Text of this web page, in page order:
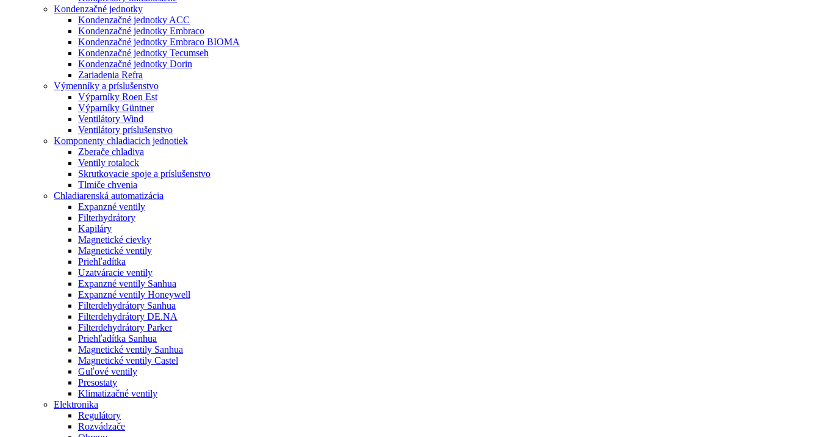
Kondenzačné jednotky
Kondenzačné jednotky ACC
Kondenzačné jednotky Embraco
Kondenzačné jednotky Embraco BIOMA
Kondenzačné jednotky Tecumseh
Kondenzačné jednotky Dorin
Zariadenia Refra
Výmenníky a príslušenstvo
Výparníky Roen Est
Výparníky Güntner
Ventilátory Wind
Ventilátory príslušenstvo
Komponenty chladiacich jednotiek
Zberače chladiva
Ventily rotalock
Skrutkovacie spoje a príslušenstvo
Tlmiče chvenia
Chladiarenská automatizácia
Expanzné ventily
Filterhydrátory
Kapiláry
Magnetické cievky
Magnetické ventily
Priehľadítka
Uzatváracie ventily
Expanzné ventily Sanhua
Expanzné ventily Honeywell
Filterdehydrátory Sanhua
Filterdehydrátory DE.NA
Filterdehydrátory Parker
Priehľadítka Sanhua
Magnetické ventily Sanhua
Magnetické ventily Castel
Guľové ventily
Presostaty
Klimatizačné ventily
Elektronika
Regulátory
Rozvádzače